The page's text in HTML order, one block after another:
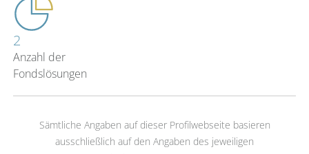
2
Anzahl der
Fondslösungen
Sämtliche Angaben auf dieser Profilwebseite basieren
ausschließlich auf den Angaben des jeweiligen